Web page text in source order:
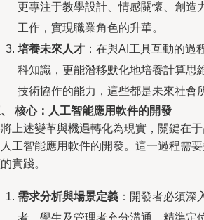
更專注于教學設計、情感關懷、創造
工作，實現職業角色的升華。
培養未來人才 ：在與AI工具互動的過
科知識，更能潛移默化地培養計算思
技術協作的能力，這些都是未來社會
核心：人工智能應用軟件的開發
上述變革與機遇轉化為現實，關鍵在
工智能應用軟件的開發。這一過程需
實踐。
需求分析與場景定義 ：開發者必須深
者、學生及管理者充分溝通，精準定